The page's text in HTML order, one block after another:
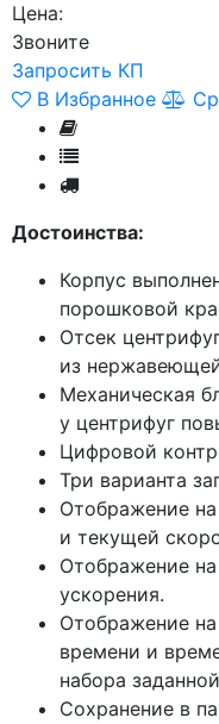
Цена:
Звоните
Запросить КП
В Избранное
Достоинства:
Корпус
порошковой
Отсек
из
Механическая
у центрифуг
Цифровой
Три варианта
Отображение
и текущей
Отображение
ускорения.
Отображение на
времени и
набора
Сохранение в